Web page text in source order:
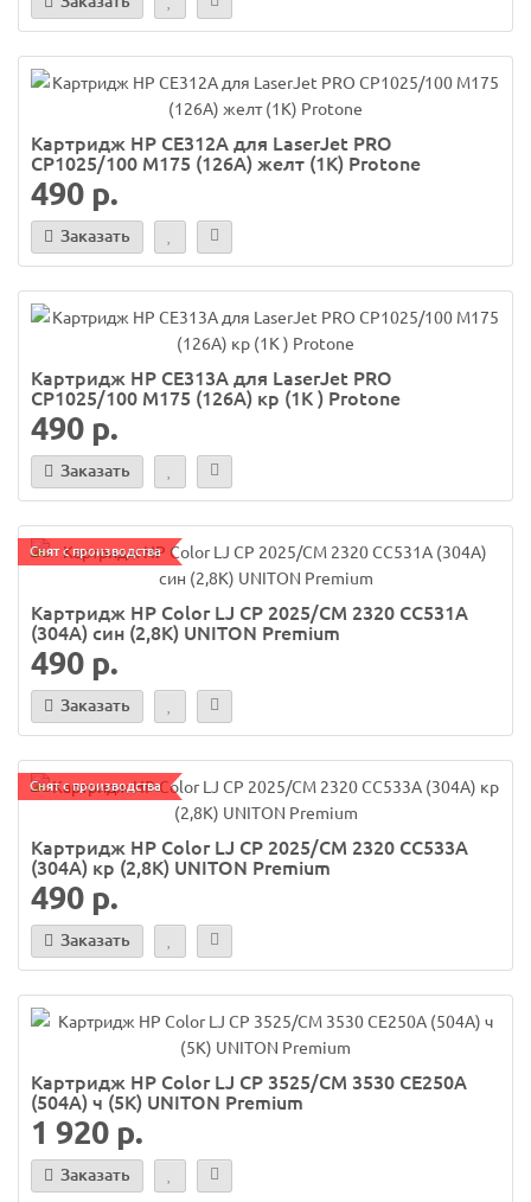
Картридж HP CE312A для LaserJet PRO
CP1025/100 M175 (126A) желт (1K) Protone
490 р.
Заказать
Картридж HP CE313A для LaserJet PRO
CP1025/100 M175 (126A) кр (1K ) Protone
490 р.
Заказать
Снят с производства
Картридж HP Color LJ CP 2025/CM 2320 CC531A
(304А) син (2,8K) UNITON Premium
490 р.
Заказать
Снят с производства
Картридж HP Color LJ CP 2025/CM 2320 CC533A
(304А) кр (2,8K) UNITON Premium
490 р.
Заказать
Картридж HP Color LJ CP 3525/CM 3530 CE250A
(504A) ч (5K) UNITON Premium
1 920 р.
Заказать